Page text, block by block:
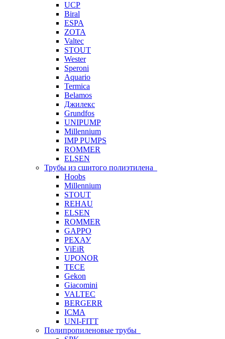
UCP
Biral
ESPA
ZOTA
Valtec
STOUT
Wester
Speroni
Aquario
Termica
Belamos
Джилекс
Grundfos
UNIPUMP
Millennium
IMP PUMPS
ROMMER
ELSEN
Трубы из сшитого полиэтилена
Hoobs
Millennium
STOUT
REHAU
ELSEN
ROMMER
GAPPO
РЕХАУ
ViEiR
UPONOR
TECE
Gekon
Giacomini
VALTEC
BERGERR
ICMA
UNI-FITT
Полипропиленовые трубы